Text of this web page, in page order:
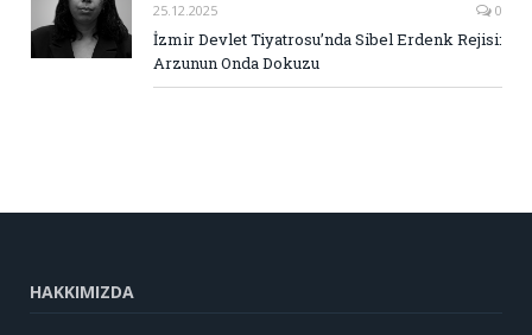
25.12.2025 0
İzmir Devlet Tiyatrosu’nda Sibel Erdenk Rejisi:
Arzunun Onda Dokuzu
HAKKIMIZDA